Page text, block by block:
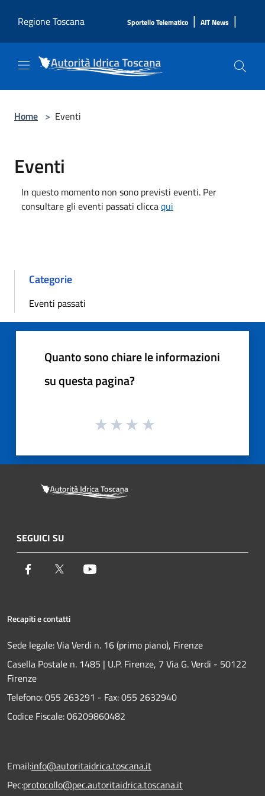
Regione Toscana
Sportello Telematico | AIT News |
Home > Eventi
Eventi
In questo momento non sono previsti eventi. Per
consultare gli eventi passati cliccaqui
Categorie
Eventi passati
Quanto sono chiare le informazioni
su questa pagina?
SEGUICI SU
Facebook Twitter
Recapiti e contatti
Sede legale: Via Verdi n. 16 (primo piano), Firenze
Casella Postale n. 1485 | U.P. Firenze, 7 Via G. Verdi - 50122
Firenze
Telefono:055 263291 - Fax:055 2632940
Codice Fiscale: 06209860482
Email:info@autoritaidrica.toscana.it
Pec:protocollo@pec.autoritaidrica.toscana.it